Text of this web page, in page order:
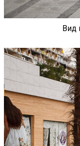
Вид